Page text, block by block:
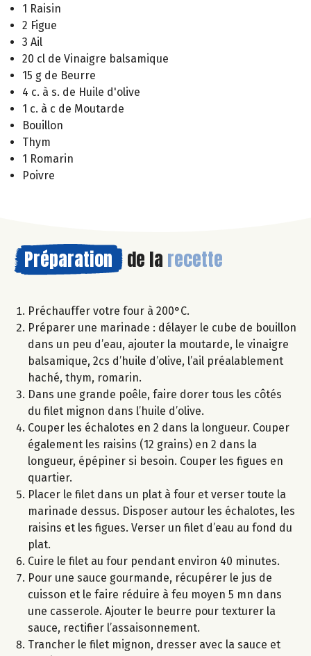
1 Raisin
2 Figue
3 Ail
20 cl de Vinaigre balsamique
15 g de Beurre
4 c. à s. de Huile d'olive
1 c. à c de Moutarde
Bouillon
Thym
1 Romarin
Poivre
Préparation de la recette
Préchauffer votre four à 200°C.
Préparer une marinade : délayer le cube de bouillon
dans un peu d’eau, ajouter la moutarde, le vinaigre
balsamique, 2cs d’huile d’olive, l’ail préalablement
haché, thym, romarin.
Dans une grande poêle, faire dorer tous les côtés
du filet mignon dans l’huile d’olive.
Couper les échalotes en 2 dans la longueur. Couper
également les raisins (12 grains) en 2 dans la
longueur, épépiner si besoin. Couper les figues en
quartier.
Placer le filet dans un plat à four et verser toute la
marinade dessus. Disposer autour les échalotes, les
raisins et les figues. Verser un filet d’eau au fond du
plat.
Cuire le filet au four pendant environ 40 minutes.
Pour une sauce gourmande, récupérer le jus de
cuisson et le faire réduire à feu moyen 5 mn dans
une casserole. Ajouter le beurre pour texturer la
sauce, rectifier l’assaisonnement.
Trancher le filet mignon, dresser avec la sauce et